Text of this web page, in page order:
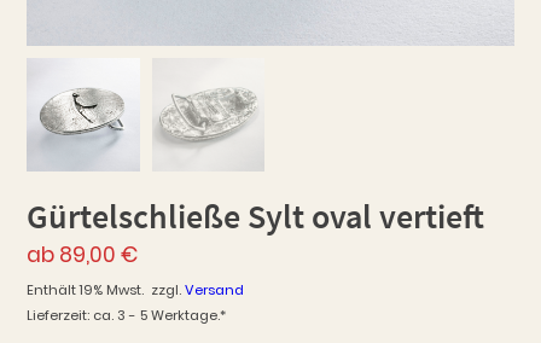
Gürtelschließe Sylt oval vertieft
ab 89,00€
Enthält 19% Mwst. zzgl.Versand
Lieferzeit: ca. 3 - 5 Werktage.*